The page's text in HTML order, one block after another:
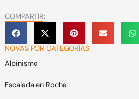
COMPARTIR:
NOVAS POR CATEGORÍAS
Alpinismo
Escalada en Rocha